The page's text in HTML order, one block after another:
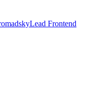
Lead Frontend